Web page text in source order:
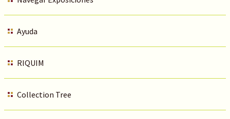
Ayuda
RIQUIM
Collection Tree